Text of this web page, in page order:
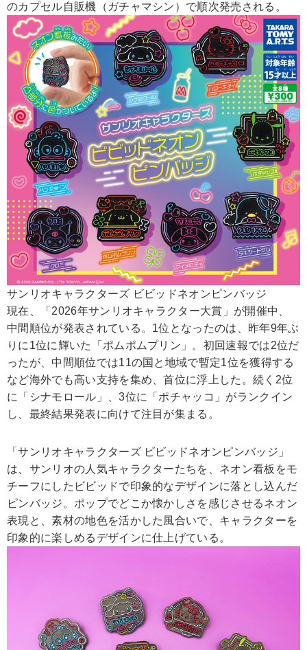
のカプセル自販機（ガチャマシン）で順次発売される。
サンリオキャラクターズ ビビッドネオンピンバッジ
現在、「2026年サンリオキャラクター大賞」が開催中、
中間順位が発表されている。1位となったのは、昨年9年ぶ
りに1位に輝いた「ポムポムプリン」。初回速報では2位だ
ったが、中間順位では11の国と地域で暫定1位を獲得する
など海外でも高い支持を集め、首位に浮上した。続く2位
に「シナモロール」、3位に「ポチャッコ」がランクイン
し、最終結果発表に向けて注目が集まる。
「サンリオキャラクターズ ビビッドネオンピンバッジ」
は、サンリオの人気キャラクターたちを、ネオン看板をモ
チーフにしたビビッドで印象的なデザインに落とし込んだ
ピンバッジ。ポップでどこか懐かしさを感じさせるネオン
表現と、素材の地色を活かした風合いで、キャラクターを
印象的に楽しめるデザインに仕上げている。